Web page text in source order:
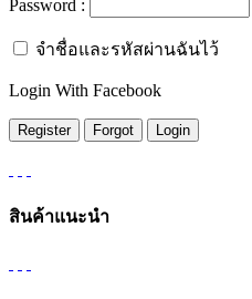
Password :
จำชื่อและรหัสผ่านฉันไว้
Login With Facebook
สินค้าแนะนำ